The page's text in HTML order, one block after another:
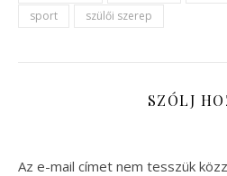
sport
szülői szerep
SZÓLJ
Az e-mail címet nem tesszük